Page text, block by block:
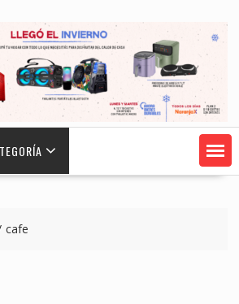
cafe